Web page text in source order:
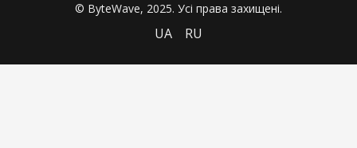
© ByteWave, 2025. Усі права захищені.
UA RU